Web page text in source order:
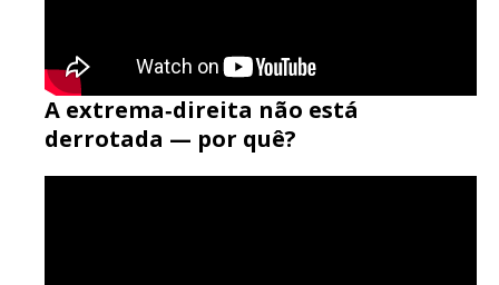
A extrema‑direita não está
derrotada — por quê?